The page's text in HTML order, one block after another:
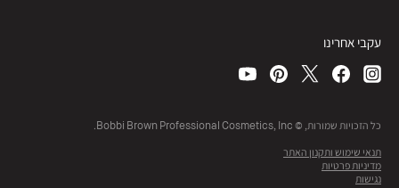
עקבי אחרינו
כל הזכויות שמורות, © Bobbi Brown Professional Cosmetics, Inc.
תנאי שימוש ותקנון האתר
מדיניות פרטיות
נגישות